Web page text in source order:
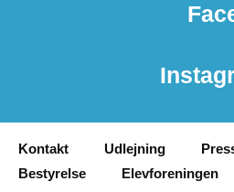
Kontakt Udlejning
Bestyrelse
Elevforeningen